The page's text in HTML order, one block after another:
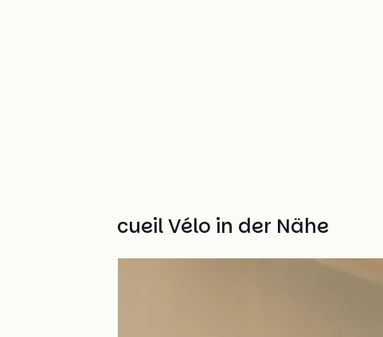
Weitere Accueil Vélo in der Nähe